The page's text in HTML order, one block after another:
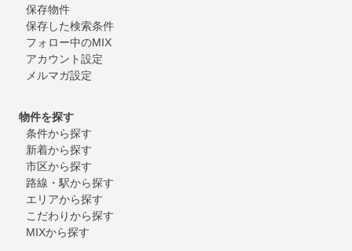
保存物件
保存した検索条件
フォロー中のMIX
アカウント設定
メルマガ設定
物件を探す
条件から探す
新着から探す
市区から探す
路線・駅から探す
エリアから探す
こだわりから探す
MIXから探す